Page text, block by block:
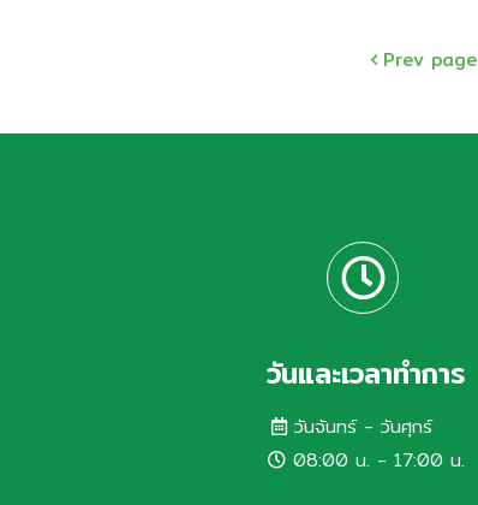
สำหรับเด็กแรกเกิด พื้นที่ หมู่ที่ 9
Prev page
วันและเวลาทำการ
วันจันทร์ - วันศุกร์
08:00 น. - 17:00 น.